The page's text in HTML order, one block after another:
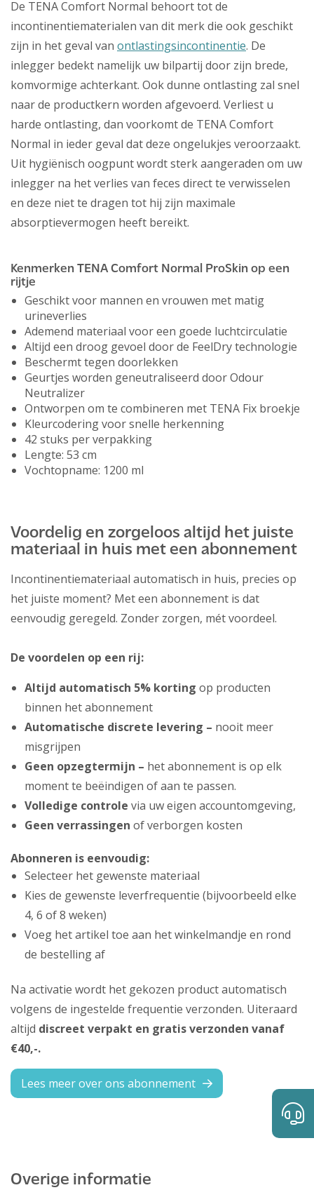
De TENA Comfort Normal behoort tot de
incontinentiematerialen van dit merk die ook geschikt
zijn in het geval van ontlastingsincontinentie. De
inlegger bedekt namelijk uw bilpartij door zijn brede,
komvormige achterkant. Ook dunne ontlasting zal snel
naar de productkern worden afgevoerd. Verliest u
harde ontlasting, dan voorkomt de TENA Comfort
Normal in ieder geval dat deze ongelukjes veroorzaakt.
Uit hygiënisch oogpunt wordt sterk aangeraden om uw
inlegger na het verlies van feces direct te verwisselen
en deze niet te dragen tot hij zijn maximale
absorptievermogen heeft bereikt.
Kenmerken TENA Comfort Normal ProSkin op een
rijtje
Geschikt voor mannen en vrouwen met matig
urineverlies
Ademend materiaal voor een goede luchtcirculatie
Altijd een droog gevoel door de FeelDry technologie
Beschermt tegen doorlekken
Geurtjes worden geneutraliseerd door Odour
Neutralizer
Ontworpen om te combineren met TENA Fix broekje
Kleurcodering voor snelle herkenning
42 stuks per verpakking
Lengte: 53 cm
Vochtopname: 1200 ml
Voordelig en zorgeloos altijd het juiste
materiaal in huis met een abonnement
Incontinentiemateriaal automatisch in huis, precies op
het juiste moment? Met een abonnement is dat
eenvoudig geregeld. Zonder zorgen, mét voordeel.
De voordelen op een rij:
Altijd automatisch 5% korting op producten
binnen het abonnement
Automatische discrete levering – nooit meer
misgrijpen
Geen opzegtermijn – het abonnement is op elk
moment te beëindigen of aan te passen.
Volledige controle via uw eigen accountomgeving,
Geen verrassingen of verborgen kosten
Abonneren is eenvoudig:
Selecteer het gewenste materiaal
Kies de gewenste leverfrequentie (bijvoorbeeld elke
4, 6 of 8 weken)
Voeg het artikel toe aan het winkelmandje en rond
de bestelling af
Na activatie wordt het gekozen product automatisch
volgens de ingestelde frequentie verzonden. Uiteraard
altijd discreet verpakt en gratis verzonden vanaf
€40,-.
Lees meer over ons abonnement
Overige informatie